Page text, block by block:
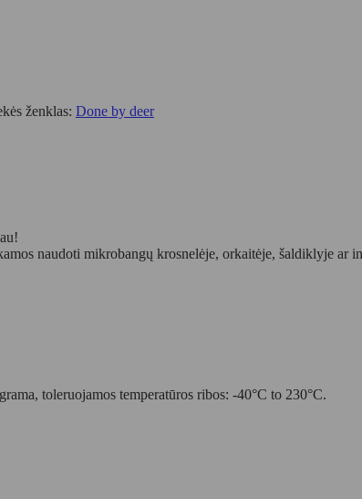
ženklas: Done by deer
naudoti mikrobangų krosnelėje, orkaitėje, šaldiklyje ar
toleruojamos temperatūros ribos: -40°C to 230°C.